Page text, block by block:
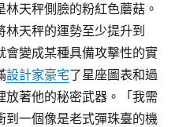
天秤側臉的粉紅色蘑菇。
天秤的運勢至少提升到
會變成某種具備攻擊性的實
設計家豪宅了星座圖表和過
放著他的秘密武器。「我需
到一個像是老式彈珠臺的機